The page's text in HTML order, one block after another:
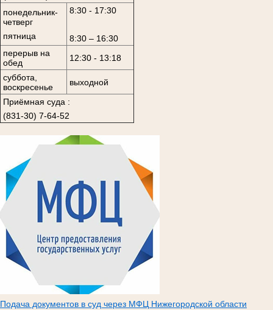
понедельник-
четверг
пятница
8:30 - 17:30
8:30 – 16:30
перерыв на
обед
12:30 - 13:18
суббота,
воскресенье
выходной
Приёмная суда :
(831-30) 7-64-52
Подача документов в суд через МФЦ Нижегородской области